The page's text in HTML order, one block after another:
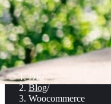
DE/
Blog/
Woocommerce